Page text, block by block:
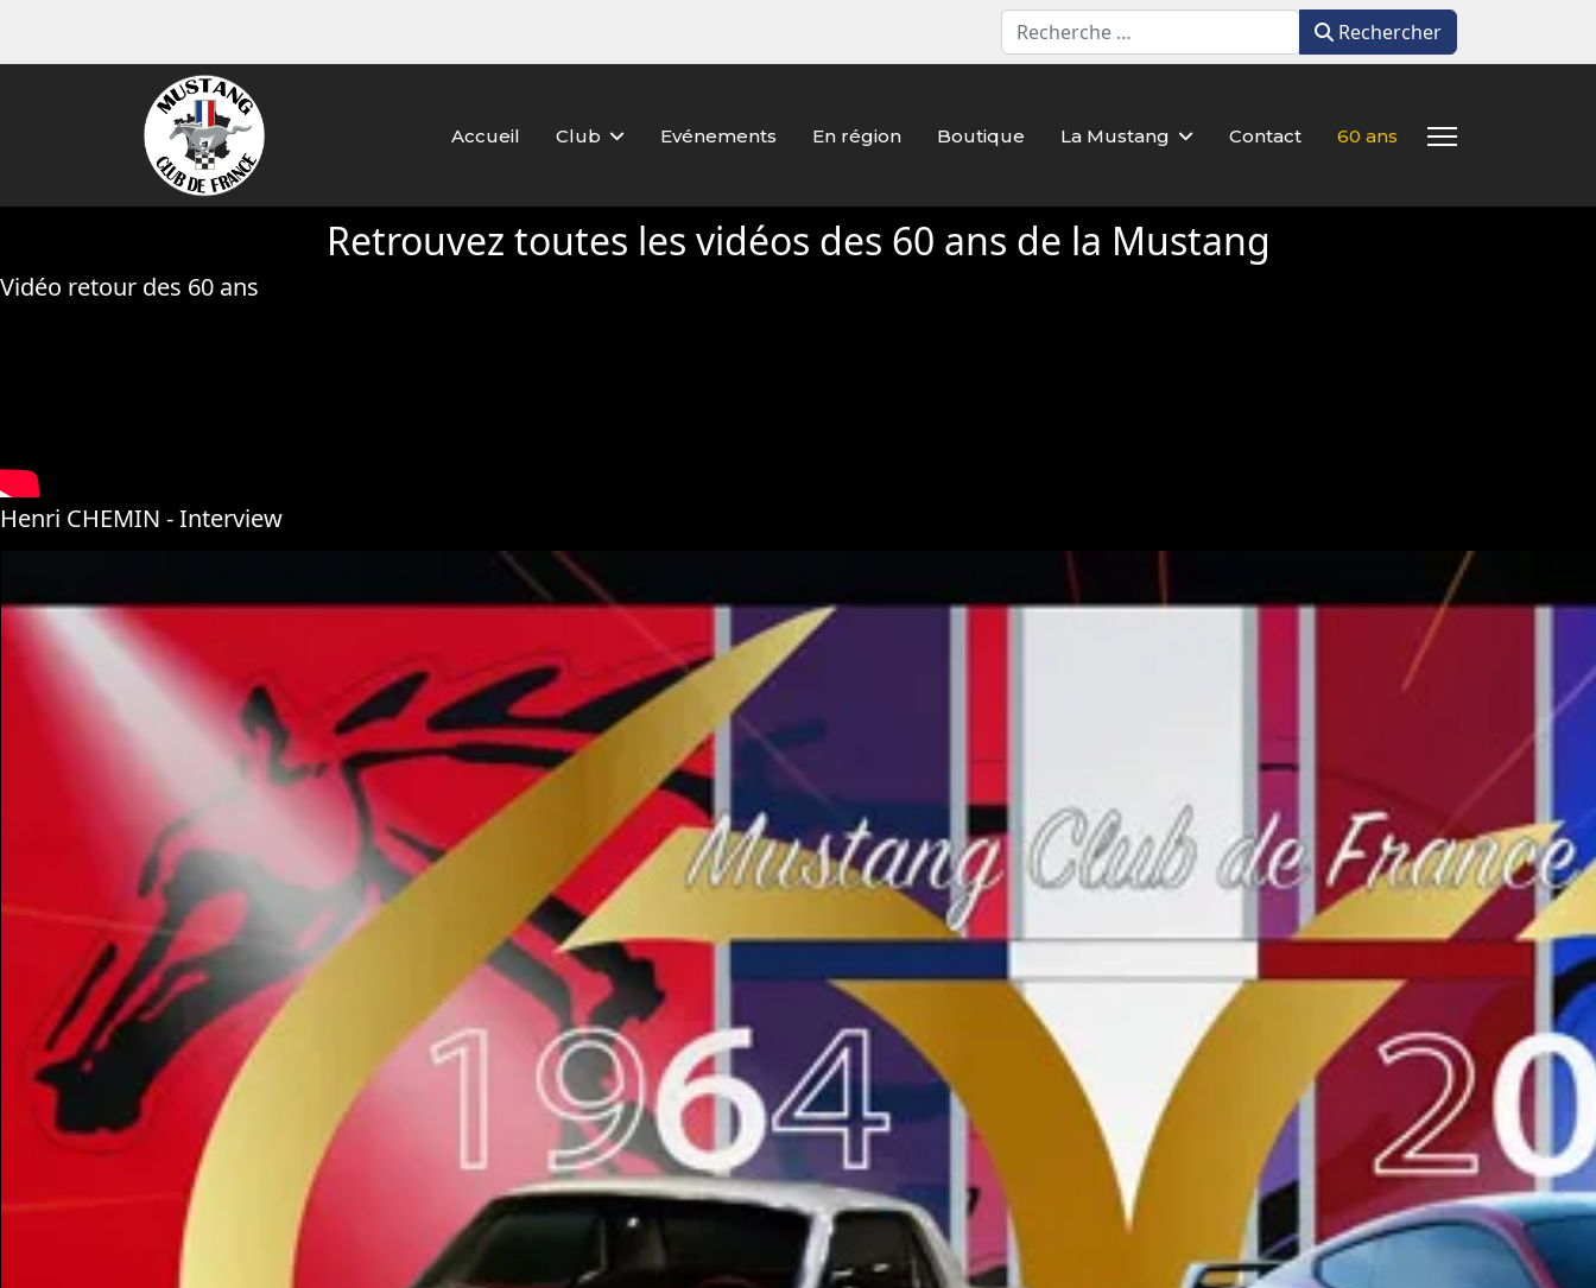
Rechercher
Rechercher
Accueil Club Evénements En région Boutique La Mustang Contact 60 ans
Retrouvez toutes les vidéos des 60 ans de la Mustang
Vidéo retour des 60 ans
Henri CHEMIN - Interview